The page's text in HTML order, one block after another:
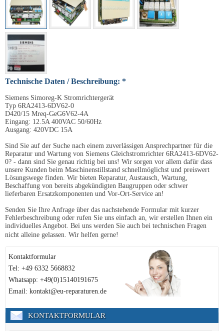
Technische Daten / Beschreibung: *
Siemens Simoreg-K Stromrichtergerät
Typ 6RA2413-6DV62-0
D420/15 Mreq-GeG6V62-4A
Eingang: 12.5A 400VAC 50/60Hz
Ausgang: 420VDC 15A
Sind Sie auf der Suche nach einem zuverlässigen Ansprechpartner für die
Reparatur und Wartung von Siemens Gleichstromrichter 6RA2413-6DV62-
0? - dann sind Sie genau richtig bei uns! Wir sorgen vor allem dafür dass
unsere Kunden beim Maschinenstillstand schnellmöglichst und preiswert
Lösungswege finden. Wir bieten Reparatur, Austausch, Wartung,
Beschaffung von bereits abgekündigten Baugruppen oder schwer
lieferbaren Ersatzkomponenten und Vor-Ort-Service an!
Senden Sie Ihre Anfrage über das nachstehende Formular mit kurzer
Fehlerbeschreibung oder rufen Sie uns einfach an, wir erstellen Ihnen ein
individuelles Angebot. Bei uns werden Sie auch bei technischen Fragen
nicht alleine gelassen. Wir helfen gerne!
Kontaktformular
Tel: +49 6332 5668832
Whatsapp: +49(0)15140191675
Email: kontakt@eu-reparaturen.de
KONTAKTFORMULAR